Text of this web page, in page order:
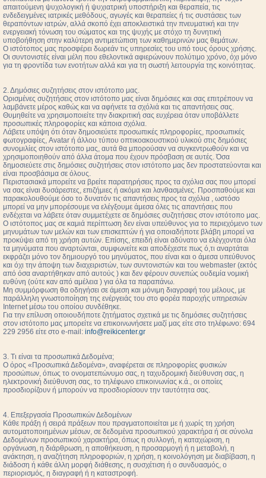
απαιτούμενη ψυχολογική ή ψυχιατρική υποστήριξη και θεραπεία, τις
ενδεδειγμένες ιατρικές μεθόδους, αγωγές και θεραπείες ή τις συστάσεις των
θεραπόντων ιατρών, αλλά σκοπό έχει αποκλειστικά την πνευματική και την
ενεργειακή τόνωση του σώματος και της ψυχής με στόχο τη δυνητική
υποβοήθηση στην καλύτερη αντιμετώπιση των καθημερινών μας θεμάτων.
Ο ιστότοπος μας προσφέρει δωρεάν τις υπηρεσίες του υπό τους όρους χρήσης.
Οι συντονιστές είναι μέλη που εθελοντικά αφιερώνουν πολύτιμο χρόνο, όχι μόνο
για τη φροντίδα των ενοτήτων αλλά και για τη σωστή λειτουργία της κοινότητας.
2. Δημόσιες συζητήσεις στον ιστότοπο μας.
Ορισμένες συζητήσεις στον ιστότοπο μας είναι δημόσιες και σας επιτρέπουν να
λαμβάνετε μέρος καθώς και να αφήνετε τα σχόλιά και τις απαντήσεις σας.
Θυμηθείτε να χρησιμοποιείτε την διακριτική σας ευχέρεια όταν υποβάλλετε
προσωπικές πληροφορίες και κάποια σχόλια.
Λάβετε υπόψη ότι όταν δημοσιεύετε προσωπικές πληροφορίες, προσωπικές
φωτογραφίες, Avatar ή άλλου τύπου οπτικοακουστικού υλικού στις δημόσιες
συνομιλίες στον ιστότοπο μας, αυτά θα μπορούσαν να συγκεντρωθούν και να
χρησιμοποιηθούν από άλλα άτομα που έχουν πρόσβαση σε αυτές. Όσα
δημοσιεύετε στις δημόσιες συζητήσεις στον ιστότοπο μας δεν προστατεύονται και
είναι προσβάσιμα σε όλους.
Περιστασιακά μπορείτε να βρείτε παρατηρήσεις προς τα σχόλια σας που μπορεί
να σας είναι δυσάρεστες, επιζήμιες ή ακόμα και λανθασμένες. Προσπαθούμε και
παρακολουθούμε όσο το δυνατόν τις απαντήσεις προς τα σχόλια , ωστόσο
μπορεί να μην μπορέσουμε να ελέγξουμε άμεσα όλες τις απαντήσεις που
ενδέχεται να λάβετε όταν συμμετέχετε σε δημόσιες συζητήσεις στον ιστότοπο μας.
Ο ιστότοπος μας σε καμιά περίπτωση δεν είναι υπεύθυνος για το περιεχόμενο των
μηνυμάτων των μελών και των επισκεπτών ή για οποιαδήποτε βλάβη μπορεί να
προκύψει από τη χρήση αυτών. Επίσης, επειδή είναι αδύνατο να ελέγχονται όλα
τα μηνύματα που αναρτώνται, συμφωνείτε και αποδέχεστε πως ό,τι αναρτάται
εκφράζει μόνο τον δημιουργό του μηνύματος, που είναι και ο άμεσα υπεύθυνος
και όχι την άποψη των διαχειριστών, των συντονιστών και του webmaster (εκτός
από όσα αναρτήθηκαν από αυτούς ) και δεν φέρουν συνεπώς ουδεμία νομική
ευθύνη (ούτε καν από αμέλεια ) για όλα τα παραπάνω.
Μη συμμόρφωση θα οδηγήσει σε άμεση και μόνιμη διαγραφή του μέλους, με
παράλληλη γνωστοποίηση της ενέργειάς του στο φορέα παροχής υπηρεσιών
Internet μέσω του οποίου συνδέθηκε.
Για την επίλυση οποιουδήποτε ζητήματος σχετικά με τις δημόσιες συζητήσεις
στον ιστότοπο μας μπορείτε να επικοινωνήσετε μαζί μας είτε στο τηλέφωνο: 694
229 2956 είτε στο e-mail: info@reikicenter.gr
3. Τι είναι τα προσωπικά Δεδομένα;
Ο όρος «Προσωπικά Δεδομένα», αναφέρεται σε πληροφορίες φυσικών
προσώπων, όπως το ονοματεπώνυμο σας, η ταχυδρομική διεύθυνση σας, η
ηλεκτρονική διεύθυνση σας, το τηλέφωνο επικοινωνίας κ.ά., οι οποίες
προσδιορίζουν ή μπορούν να προσδιορίσουν την ταυτότητα σας.
4. Επεξεργασία Προσωπικών Δεδομένων
Κάθε πράξη ή σειρά πράξεων που πραγματοποιείται με ή χωρίς τη χρήση
αυτοματοποιημένων μέσων, σε δεδομένα προσωπικού χαρακτήρα ή σε σύνολα
Δεδομένων προσωπικού χαρακτήρα, όπως η συλλογή, η καταχώριση, η
οργάνωση, η διάρθρωση, η αποθήκευση, η προσαρμογή ή η μεταβολή, η
ανάκτηση, η αναζήτηση πληροφοριών, η χρήση, η κοινολόγηση με διαβίβαση, η
διάδοση ή κάθε άλλη μορφή διάθεσης, η συσχέτιση ή ο συνδυασμός, ο
περιορισμός, η διαγραφή ή η καταστροφή.